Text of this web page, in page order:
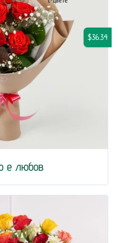
е любов
$36.34